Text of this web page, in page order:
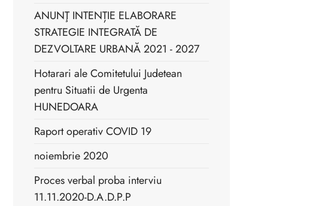
ANUNŢ INTENȚIE ELABORARE
STRATEGIE INTEGRATĂ DE
DEZVOLTARE URBANĂ 2021 - 2027
Hotarari ale Comitetului Judetean
pentru Situatii de Urgenta
HUNEDOARA
Raport operativ COVID 19
noiembrie 2020
Proces verbal proba interviu
11.11.2020-D.A.D.P.P